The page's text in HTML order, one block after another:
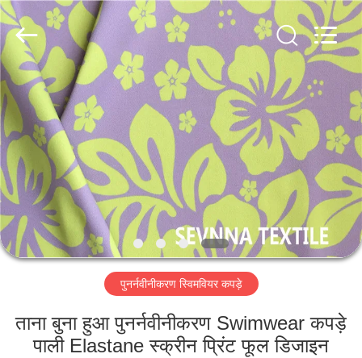
घर
उत्पादों
वीआर
दिखाएँ
हमारे
2026
SEVNNA
TEXTILE.
All
Rights
Reserved.
पुनर्नवीनीकरण स्विमवियर कपड़े
ताना बुना हुआ पुनर्नवीनीकरण Swimwear कपड़े
पाली Elastane स्क्रीन प्रिंट फूल डिजाइन